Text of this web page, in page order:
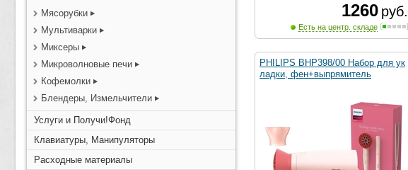
Мясорубки
Мультиварки
Миксеры
Микроволновые печи
Кофемолки
Блендеры, Измельчители
Услуги и Получи!Фонд
Клавиатуры, Манипуляторы
Расходные материалы
1260 руб.
Есть на центр. складе
PHILIPS BHP398/00 Набор для ук
ладки, фен+выпрямитель